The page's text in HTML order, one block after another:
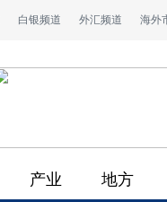
白银频道 外汇频道 海外
产业 地方